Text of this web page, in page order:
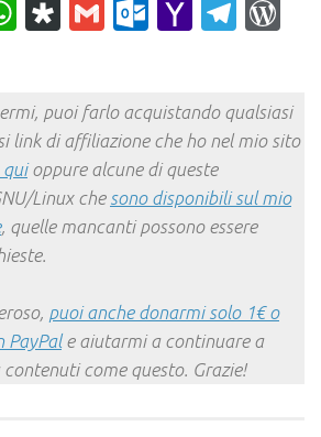
WhatsApp
Diaspora
Gmail Yahoo
puoi farlo acquistando qualsiasi
link di affiliazione che ho nel mio sito
quioppure alcune di queste
Linux che sono disponibili sul mio
, quelle mancanti possono essere
puoi anche donarmi solo 1€ o
PayPale aiutarmi a continuare a
come questo. Grazie!